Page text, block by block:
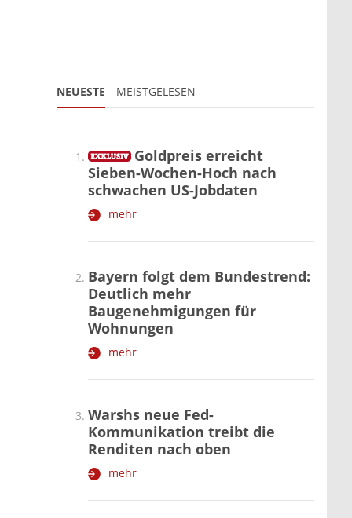
NEUESTE MEISTGELESEN
Goldpreis erreicht
Sieben-Wochen-Hoch nach
schwachen US-Jobdaten
mehr
Bayern folgt dem Bundestrend:
Deutlich mehr
Baugenehmigungen für
Wohnungen
mehr
Warshs neue Fed-
Kommunikation treibt die
Renditen nach oben
mehr